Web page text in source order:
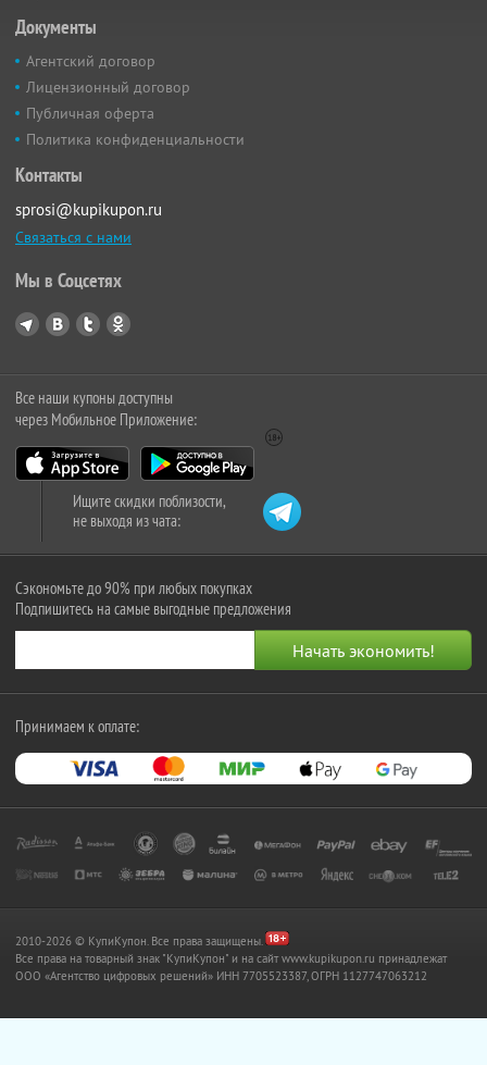
Документы
Агентский договор
Лицензионный договор
Публичная оферта
Политика конфиденциальности
Контакты
sprosi@kupikupon.ru
Связаться с нами
Мы в Соцсетях
Все наши купоны доступны
через Мобильное Приложение:
Ищите скидки поблизости,
не выходя из чата:
Сэкономьте до 90% при любых покупках
Подпишитесь на самые выгодные предложения
Принимаем к оплате:
2010-2026 © КупиКупон. Все права защищены.
Все права на товарный знак "КупиКупон" и на сайт www.kupikupon.ru принадлежат
OOO «Агентство цифровых решений» ИНН 7705523387, ОГРН 1127747063212